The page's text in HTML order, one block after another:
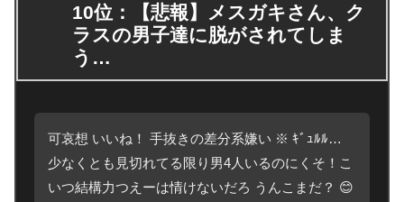
10位：【悲報】メスガキさん、ク
ラスの男子達に脱がされてしま
う…
可哀想 いいね！ 手抜きの差分系嫌い ※ ｷﾞｭﾙﾙ…
少なくとも見切れてる限り男4人いるのにくそ！こ
いつ結構力つえーは情けないだろ うんこまだ？ 😊